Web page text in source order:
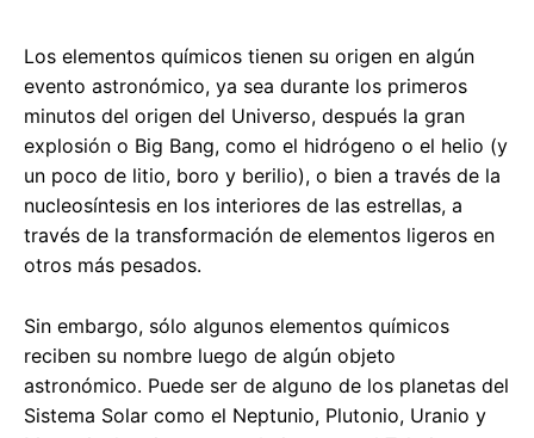
Los elementos químicos tienen su origen en algún
evento astronómico, ya sea durante los primeros
minutos del origen del Universo, después la gran
explosión o Big Bang, como el hidrógeno o el helio (y
un poco de litio, boro y berilio), o bien a través de la
nucleosíntesis en los interiores de las estrellas, a
través de la transformación de elementos ligeros en
otros más pesados.
Sin embargo, sólo algunos elementos químicos
reciben su nombre luego de algún objeto
astronómico. Puede ser de alguno de los planetas del
Sistema Solar como el Neptunio, Plutonio, Uranio y